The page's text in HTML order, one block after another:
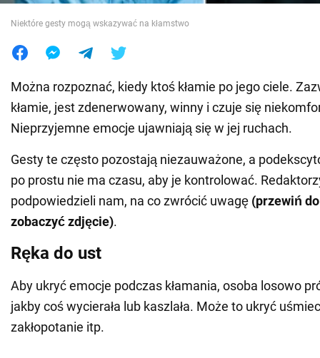
Jedzenie
Niektóre gesty mogą wskazywać na kłamstwo
Można rozpoznać, kiedy ktoś kłamie po jego ciele.
kłamie, jest zdenerwowany, winny i czuje się
Nieprzyjemne emocje ujawniają się w jej ruchach.
Gesty te często pozostają niezauważone, a
po prostu nie ma czasu, aby je kontrolować.
podpowiedzieli nam, na co zwrócić uwagę (przewiń
zobaczyć zdjęcie).
Ręka do ust
Aby ukryć emocje podczas kłamania, osoba losowo
jakby coś wycierała lub kaszlała. Może to ukryć
zakłopotanie itp.